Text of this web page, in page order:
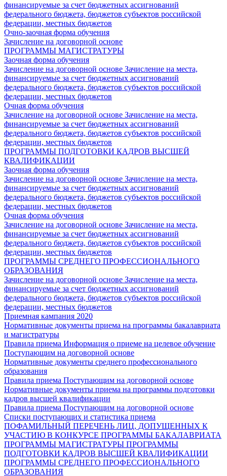
финансируемые за счет бюджетных ассигнований
федерального бюджета, бюджетов субъектов российской
федерации, местных бюджетов
Очно-заочная форма обучения
Зачисление на договорной основе
ПРОГРАММЫ МАГИСТРАТУРЫ
Заочная форма обучения
Зачисление на договорной основе Зачисление на места,
финансируемые за счет бюджетных ассигнований
федерального бюджета, бюджетов субъектов российской
федерации, местных бюджетов
Очная форма обучения
Зачисление на договорной основе Зачисление на места,
финансируемые за счет бюджетных ассигнований
федерального бюджета, бюджетов субъектов российской
федерации, местных бюджетов
ПРОГРАММЫ ПОДГОТОВКИ КАДРОВ ВЫСШЕЙ
КВАЛИФИКАЦИИ
Заочная форма обучения
Зачисление на договорной основе Зачисление на места,
финансируемые за счет бюджетных ассигнований
федерального бюджета, бюджетов субъектов российской
федерации, местных бюджетов
Очная форма обучения
Зачисление на договорной основе Зачисление на места,
финансируемые за счет бюджетных ассигнований
федерального бюджета, бюджетов субъектов российской
федерации, местных бюджетов
ПРОГРАММЫ СРЕДНЕГО ПРОФЕССИОНАЛЬНОГО
ОБРАЗОВАНИЯ
Зачисление на договорной основе Зачисление на места,
финансируемые за счет бюджетных ассигнований
федерального бюджета, бюджетов субъектов российской
федерации, местных бюджетов
Приемная кампания 2020
Нормативные документы приема на программы бакалавриата
и магистратуры
Правила приема Информация о приеме на целевое обучение
Поступающим на договорной основе
Нормативные документы среднего профессионального
образования
Правила приема Поступающим на договорной основе
Нормативные документы приема на программы подготовки
кадров высшей квалификации
Правила приема Поступающим на договорной основе
Списки поступающих и статистика приема
ПОФАМИЛЬНЫЙ ПЕРЕЧЕНЬ ЛИЦ, ДОПУЩЕННЫХ К
УЧАСТИЮ В КОНКУРСЕ ПРОГРАММЫ БАКАЛАВРИАТА
ПРОГРАММЫ МАГИСТРАТУРЫ ПРОГРАММЫ
ПОДГОТОВКИ КАДРОВ ВЫСШЕЙ КВАЛИФИКАЦИИ
ПРОГРАММЫ СРЕДНЕГО ПРОФЕССИОНАЛЬНОГО
ОБРАЗОВАНИЯ